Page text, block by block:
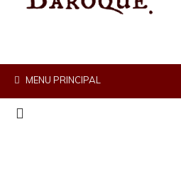
MENU PRINCIPAL